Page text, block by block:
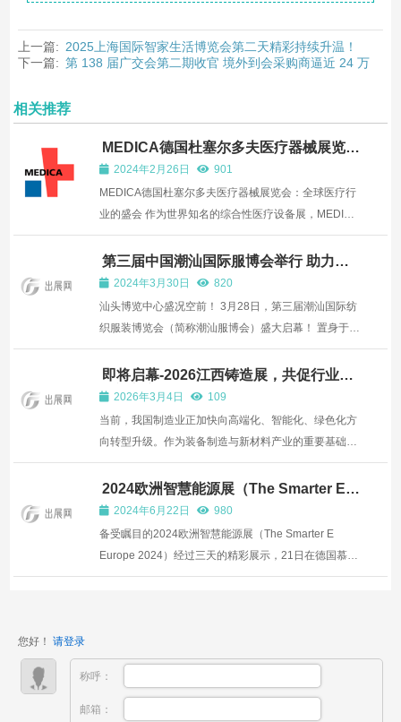
上一篇: 2025上海国际智家生活博览会第二天精彩持续升温！
下一篇: 第 138 届广交会第二期收官 境外到会采购商逼近 24 万
相关推荐
MEDICA德国杜塞尔多夫医疗器械展览
会：全球医疗行业的盛会
2024年2月26日
901
MEDICA德国杜塞尔多夫医疗器械展览会：全球医疗行
业的盛会 作为世界知名的综合性医疗设备展，MEDICA
德国杜塞尔多夫医疗器械展览会于近日在杜塞尔多夫展
览中心盛大开幕。该展会自1992年起举办，现已成为
全球最大的医院及医疗设备展览会，其规模和影响力无
可替代。 此...
第三届中国潮汕国际服博会举行 助力企
业开拓海外市场
2024年3月30日
820
汕头博览中心盛况空前！ 3月28日，第三届潮汕国际纺
织服装博览会（简称潮汕服博会）盛大启幕！ 置身于近
10万平方米的展区，仿佛走进了一个时尚的大观园。
12个展馆、21大展区，每一步都是新发现，每一处都
充满惊喜！ 在这里，近800家展商齐聚一堂，潮汕的纺
织服装业实...
即将启幕-2026江西铸造展，共促行业发
展新高度！
2026年3月4日
109
当前，我国制造业正加快向高端化、智能化、绿色化方
向转型升级。作为装备制造与新材料产业的重要基础，
铸造、压铸、锻造、热处理及工业炉领域迎来技术创新
与产业突破的关键窗口。在此背景下，2026第三届中
国（江西）国际铸造压铸、锻造、热处理工业炉展览会
各项筹备...
2024欧洲智慧能源展（The Smarter E
Europe）在德国慕尼黑圆满闭幕
2024年6月22日
980
备受瞩目的2024欧洲智慧能源展（The Smarter E
Europe 2024）经过三天的精彩展示，21日在德国慕尼
黑圆满闭幕。作为欧洲能源行业的标杆性展览联盟，此
您好！ 请登录
称呼：
邮箱：